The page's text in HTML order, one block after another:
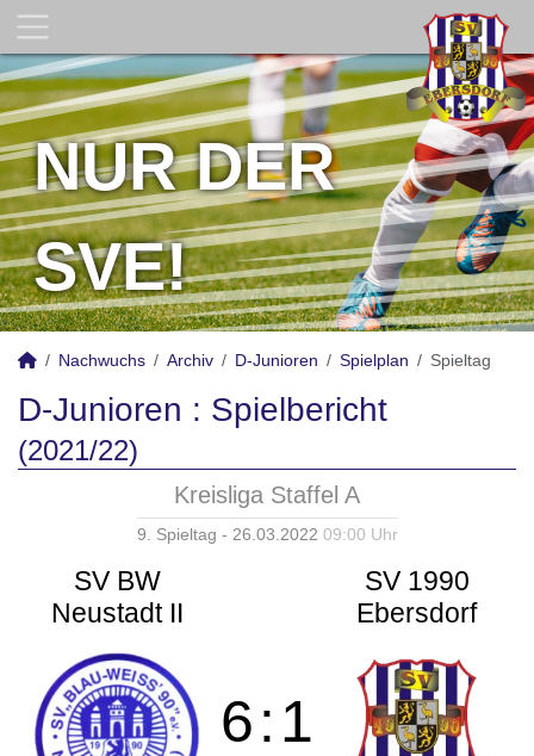
NUR DER
SVE!
Nachwuchs Archiv D-Junioren Spielplan Spieltag
D-Junioren : Spielbericht
(2021/22)
Kreisliga Staffel A
9. Spieltag - 26.03.2022 09:00 Uhr
SV BW
Neustadt II
SV 1990
Ebersdorf
6:1